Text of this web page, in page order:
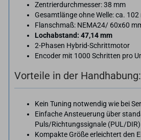
Zentrierdurchmesser: 38 mm
Gesamtlänge ohne Welle: ca. 102
Flanschmaß: NEMA24/ 60x60
Lochabstand: 47,14 mm
2-Phasen Hybrid-Schrittmotor
​Encoder mit 1000 Schritten pro
Vorteile in der Handhabung:
Kein Tuning notwendig wie bei
Einfache Ansteuerung über
Puls/Richtungssignale (PUL/DIR)
Kompakte Größe erleichtert den